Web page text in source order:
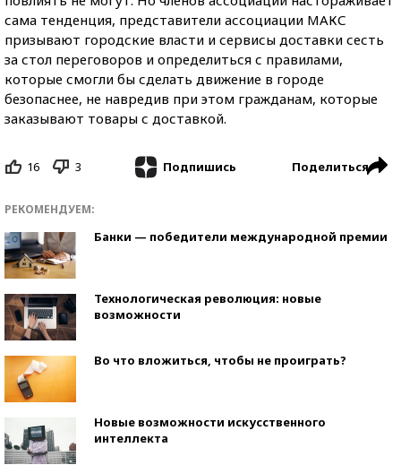
сама тенденция, представители ассоциации МАКС
призывают городские власти и сервисы доставки сесть
за стол переговоров и определиться с правилами,
которые смогли бы сделать движение в городе
безопаснее, не навредив при этом гражданам, которые
заказывают товары с доставкой.
16 3 Подпишись Поделиться
РЕКОМЕНДУЕМ:
Банки — победители международной премии
Технологическая революция: новые
возможности
Во что вложиться, чтобы не проиграть?
Новые возможности искусственного
интеллекта